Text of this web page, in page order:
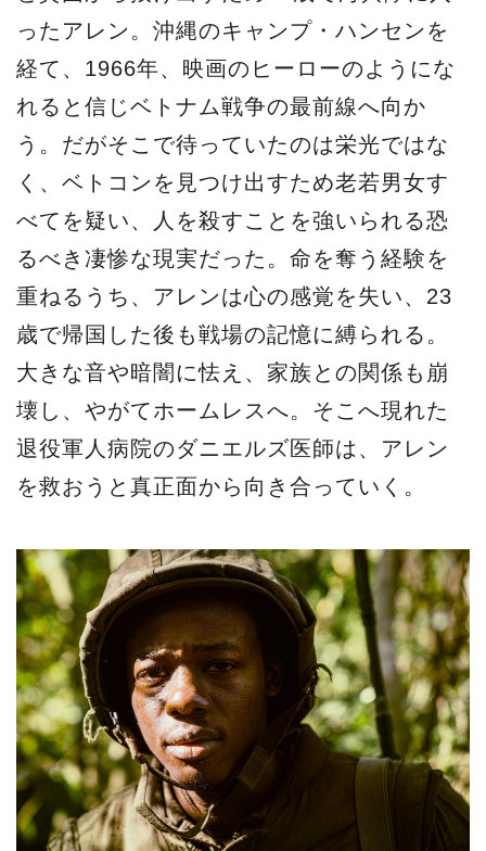
ったアレン。沖縄のキャンプ・ハンセンを
経て、1966年、映画のヒーローのようにな
れると信じベトナム戦争の最前線へ向か
う。だがそこで待っていたのは栄光ではな
く、ベトコンを見つけ出すため老若男女す
べてを疑い、人を殺すことを強いられる恐
るべき凄惨な現実だった。命を奪う経験を
重ねるうち、アレンは心の感覚を失い、23
歳で帰国した後も戦場の記憶に縛られる。
大きな音や暗闇に怯え、家族との関係も崩
壊し、やがてホームレスへ。そこへ現れた
退役軍人病院のダニエルズ医師は、アレン
を救おうと真正面から向き合っていく。